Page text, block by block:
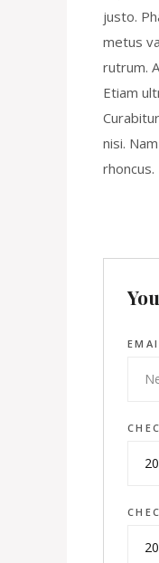
justo.
metus
rutrum.
Etiam
nisi.
rhoncus.